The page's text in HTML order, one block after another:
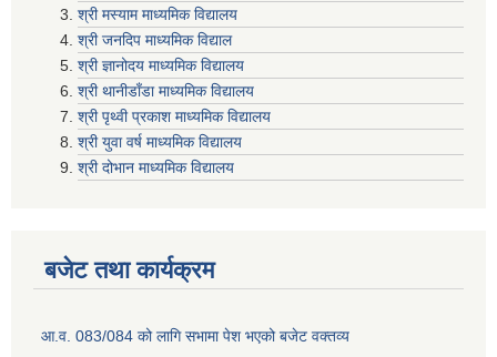
श्री मस्याम माध्यमिक विद्यालय
श्री जनदिप माध्यमिक विद्याल
श्री ज्ञानोदय माध्यमिक विद्यालय
श्री थानीडाँडा माध्यमिक विद्यालय
श्री पृथ्वी प्रकाश माध्यमिक विद्यालय
श्री युवा वर्ष माध्यमिक विद्यालय
श्री दोभान माध्यमिक विद्यालय
बजेट तथा कार्यक्रम
आ.व. 083/084 को लागि सभामा पेश भएको बजेट वक्तव्य